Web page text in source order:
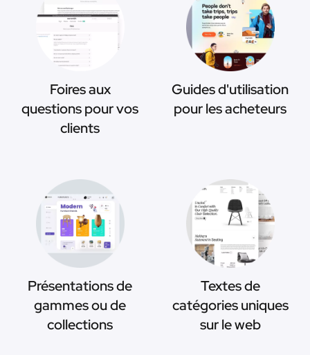
Foires aux
questions pour vos
clients
Guides d'utilisation
pour les acheteurs
Présentations de
gammes ou de
collections
Textes de
catégories uniques
sur le web